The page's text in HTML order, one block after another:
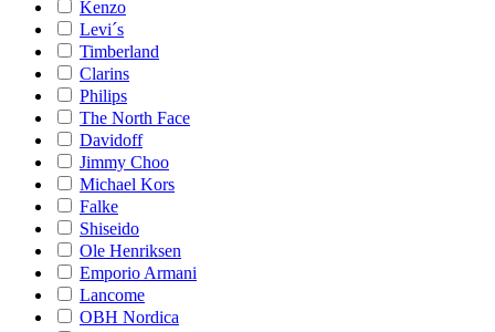
Kenzo
Levi´s
Timberland
Clarins
Philips
The North Face
Davidoff
Jimmy Choo
Michael Kors
Falke
Shiseido
Ole Henriksen
Emporio Armani
Lancome
OBH Nordica